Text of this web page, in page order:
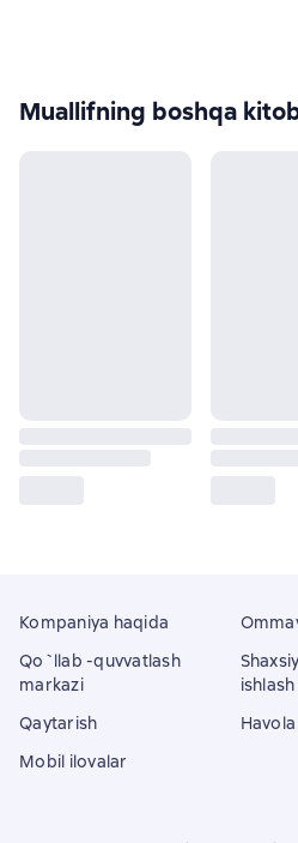
Muallifning boshqa
Kompaniya haqida
Qo`llab -quvvatlash
markazi
Qaytarish
Mobil ilovalar